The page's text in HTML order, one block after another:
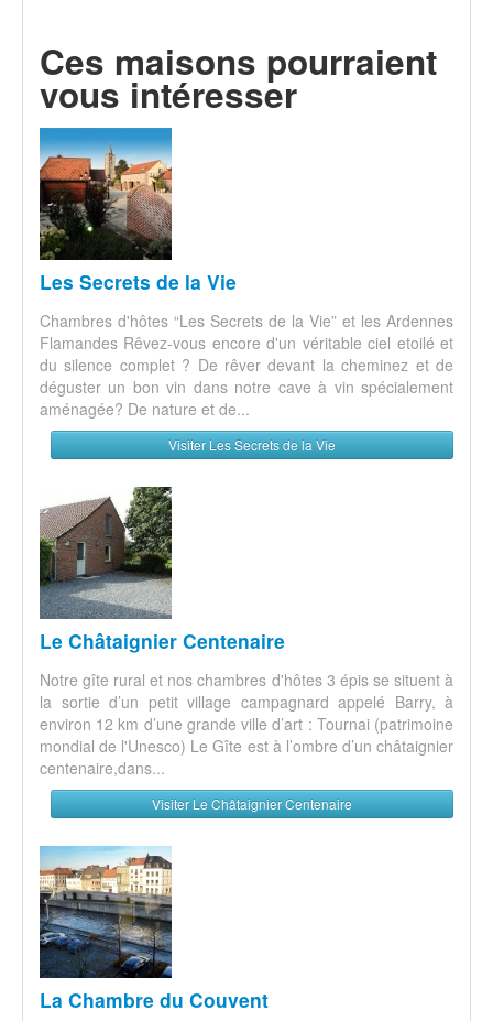
Ces maisons pourraient
vous intéresser
Les Secrets de la Vie
Chambres d'hôtes “Les Secrets de la Vie” et les Ardennes
Flamandes Rêvez-vous encore d'un véritable ciel etoilé et
du silence complet ? De rêver devant la cheminez et de
déguster un bon vin dans notre cave à vin spécialement
aménagée? De nature et de...
Visiter Les Secrets de la Vie
Le Châtaignier Centenaire
Notre gîte rural et nos chambres d'hôtes 3 épis se situent à
la sortie d’un petit village campagnard appelé Barry, à
environ 12 km d’une grande ville d’art : Tournai (patrimoine
mondial de l'Unesco) Le Gîte est à l’ombre d’un châtaignier
centenaire,dans...
Visiter Le Châtaignier Centenaire
La Chambre du Couvent